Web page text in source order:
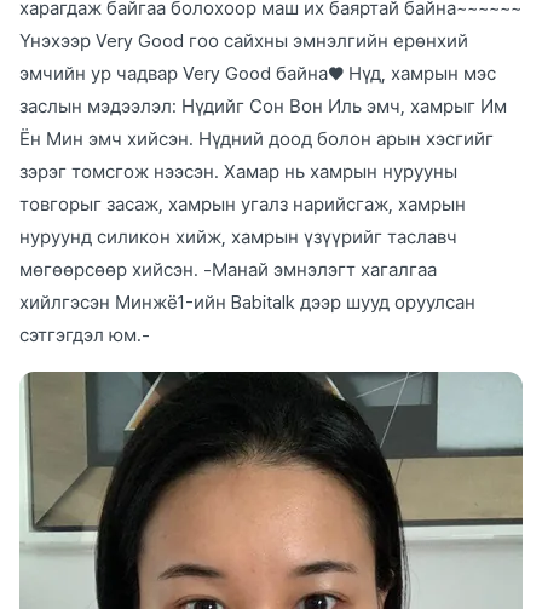
харагдаж байгаа болохоор маш их баяртай байна~~~~~~
Үнэхээр Very Good гоо сайхны эмнэлгийн ерөнхий
эмчийн ур чадвар Very Good байна♥ Нүд, хамрын мэс
заслын мэдээлэл: Нүдийг Сон Вон Иль эмч, хамрыг Им
Ён Мин эмч хийсэн. Нүдний доод болон арын хэсгийг
зэрэг томсгож нээсэн. Хамар нь хамрын нурууны
товгорыг засаж, хамрын угалз нарийсгаж, хамрын
нуруунд силикон хийж, хамрын үзүүрийг таславч
мөгөөрсөөр хийсэн. -Манай эмнэлэгт хагалгаа
хийлгэсэн Минжё1-ийн Babitalk дээр шууд оруулсан
сэтгэгдэл юм.-